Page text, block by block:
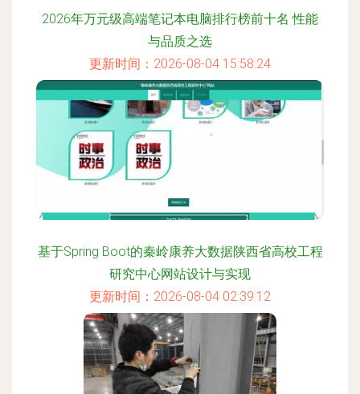
2026年万元级高端笔记本电脑排行榜前十名 性能
与品质之选
更新时间：2026-08-04 15:58:24
基于Spring Boot的秦岭康养大数据陕西省高校工程
研究中心网站设计与实现
更新时间：2026-08-04 02:39:12